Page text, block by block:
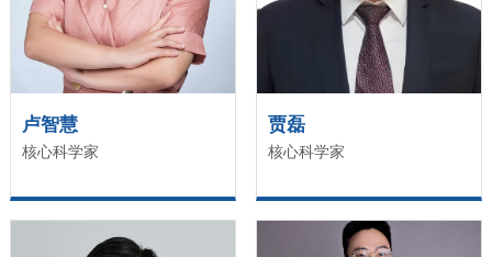
卢智慧
核心科学家
贾磊
核心科学家